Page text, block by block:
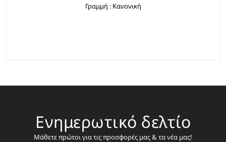
Γραμμή : Κανονική
Ενημερωτικό δελτίο
Μάθετε πρώτοι για τις προσφορές μας & τα νέα μας!